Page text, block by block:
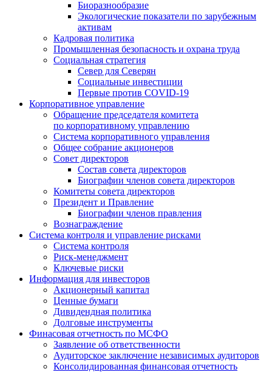
Биоразнообразие
Экологические показатели по зарубежным
активам
Кадровая политика
Промышленная безопасность и охрана труда
Социальная стратегия
Север для Северян
Социальные инвестиции
Первые против COVID‑19
Корпоративное управление
Обращение председателя комитета
по корпоративному управлению
Система корпоративного управления
Общее собрание акционеров
Совет директоров
Состав совета директоров
Биографии членов совета директоров
Комитеты совета директоров
Президент и Правление
Биографии членов правления
Вознаграждение
Система контроля и управление рисками
Система контроля
Риск-менеджмент
Ключевые риски
Информация для инвесторов
Акционерный капитал
Ценные бумаги
Дивидендная политика
Долговые инструменты
Финасовая отчетность по МСФО
Заявление об ответственности
Аудиторское заключение независимых аудиторов
Консолидированная финансовая отчетность